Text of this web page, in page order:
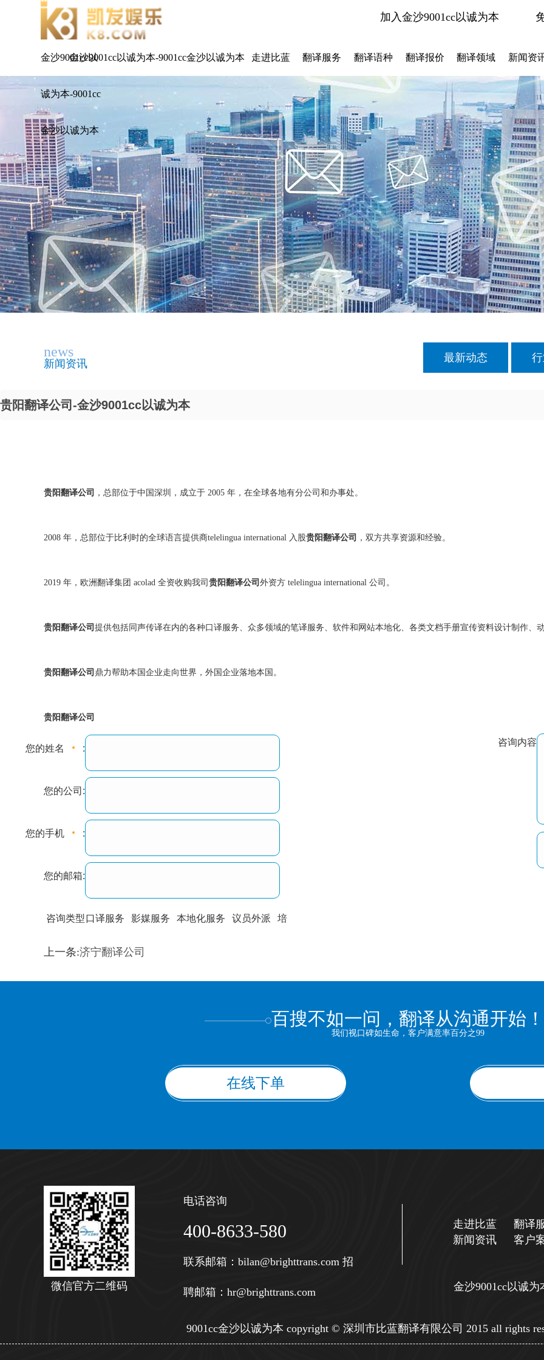
加入金沙9001cc以诚为本
金沙9001cc以
诚为本-9001cc
金沙以诚为本
金沙9001cc以诚为本-9001cc金沙以诚为本 走进比蓝 翻译服务 翻译语种 翻译报价 翻译领域 新闻资
news
新闻资讯 最新动态
贵阳翻译公司-金沙9001cc以诚为本
贵阳翻译公司 ，总部位于中国深圳，成立于 2005 年，在全球各地有分公司和办事处。
2008 年，总部位于比利时的全球语言提供商telelingua international 入股贵阳翻译公司 ，双方共享资源和经验。
2019 年，欧洲翻译集团 acolad 全资收购我司 贵阳翻译公司 外资方 telelingua international 公司。
贵阳翻译公司 提供包括同声传译在内的各种口译服务、众多领域的笔译服务、软件和网站本地化、各类文档手册宣传资料设计制作、
贵阳翻译公司 鼎力帮助本国企业走向世界，外国企业落地本国。
贵阳翻译公司
您的姓名 :
您的公司:
您的手机 :
您的邮箱:
咨询类型口译服务 影媒服务 本地化服务 议员外派 培
训翻译 标准级
咨询内容
上一条:济宁翻译公司
百搜不如一问，翻译从沟通开始！
我们视口碑如生命，客户满意率百分之99
在线下单
微信官方二维码
电话咨询
400-8633-580
联系邮箱： bilan@brighttrans.com 招
聘邮箱： hr@brighttrans.com
走进比蓝 翻译
新闻资讯
客户
金沙9001cc以诚
9001cc金沙以诚为本 copyright © 深圳市比蓝翻译有限公司 2015 all rights